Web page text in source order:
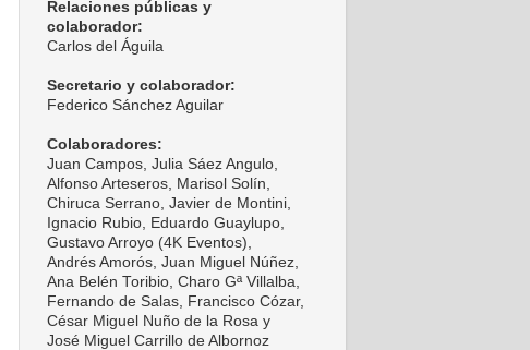
Relaciones públicas y
colaborador:
Carlos del Águila
Secretario y colaborador:
Federico Sánchez Aguilar
Colaboradores:
Juan Campos, Julia Sáez Angulo,
Alfonso Arteseros, Marisol Solín,
Chiruca Serrano, Javier de Montini,
Ignacio Rubio, Eduardo Guaylupo,
Gustavo Arroyo (4K Eventos),
Andrés Amorós, Juan Miguel Núñez,
Ana Belén Toribio, Charo Gª Villalba,
Fernando de Salas, Francisco Cózar,
César Miguel Nuño de la Rosa y
José Miguel Carrillo de Albornoz